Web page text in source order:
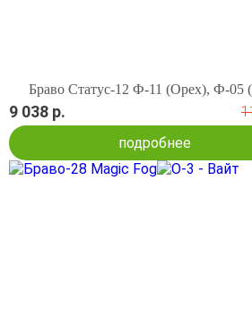
Браво Статус-12 Ф-11 (Орех), Ф-05
9 038 р.
подробнее